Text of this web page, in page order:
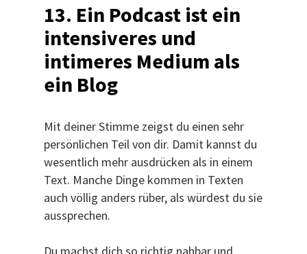
13. Ein Podcast ist ein
intensiveres und
intimeres Medium als
ein Blog
Mit deiner Stimme zeigst du einen sehr
persönlichen Teil von dir. Damit kannst du
wesentlich mehr ausdrücken als in einem
Text. Manche Dinge kommen in Texten
auch völlig anders rüber, als würdest du sie
aussprechen.